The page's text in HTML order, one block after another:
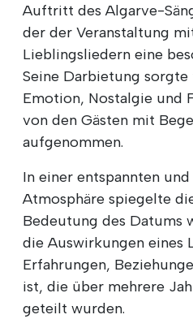
Auftritt des Algarve-
der der Veranstaltung
Lieblingsliedern eine
Seine Darbietung
Emotion, Nostalgie und
von den Gästen mit
aufgenommen.
In einer entspannten
Atmosphäre spiegelte
Bedeutung des Datums
die Auswirkungen eines
Erfahrungen,
ist, die über mehrere
geteilt wurden.